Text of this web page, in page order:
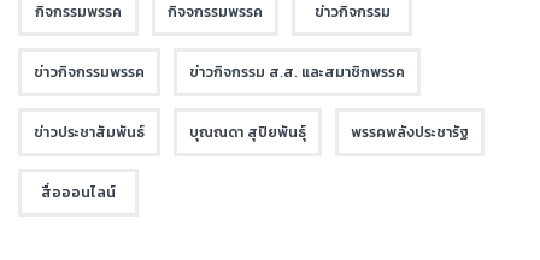
กิจกรรมพรรค กิจจกรรมพรรค ข่าวกิจกรรม
ข่าวกิจกรรมพรรค ข่าวกิจกรรม ส.ส. และสมาชิกพรรค
ข่าวประชาสัมพันธ์ บุณณดา สุปิยพันธุ์ พรรคพลังประชารัฐ
สื่อออนไลน์